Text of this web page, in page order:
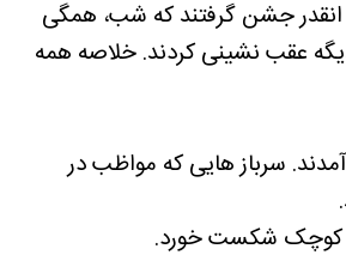
جشن گرفتند که شب، همگی
عقب نشینی کردند. خلاصه همه
سرباز هایی که مواظب در
کوچک شکست خورد.